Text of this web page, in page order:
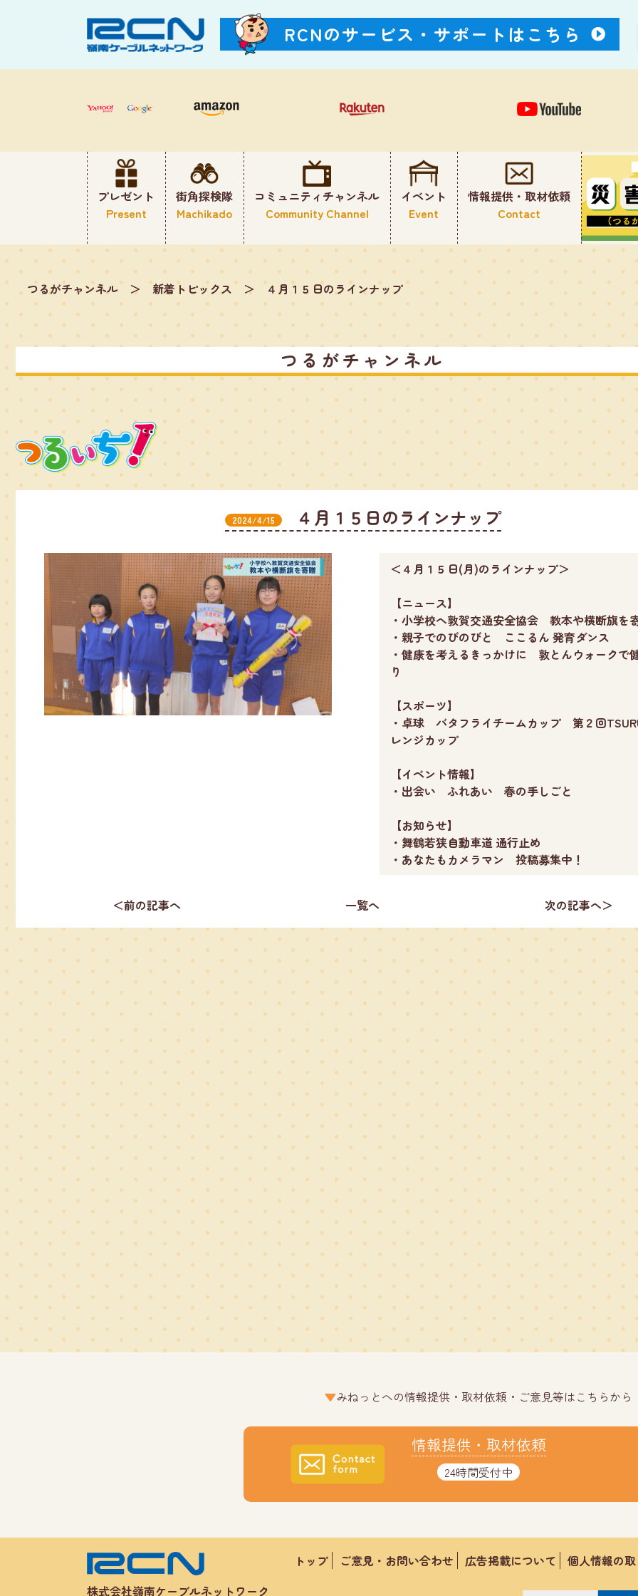
RCNのサービス・ サポートはこちら
プレゼント
Present
街角探検隊
Machikado
コミュニティチャンネル
Community Channel
イベント
Event
情報提供・取材依頼
Contact
つるがチャンネル ＞ 新着トピックス ＞ ４月１５日のラインナップ
つるがチャンネル
2024/4/15 ４月１５日のラインナップ
＜４月１５日(月)のラインナップ＞
【ニュース】
・小学校へ敦賀交通安全協会 教本や横断旗を
・親子でのびのびと ここるん 発育ダンス
・健康を考えるきっかけに 敦とんウォークで
り
【スポーツ】
・卓球 バタフライチームカップ 第２回
レンジカップ
【イベント情報】
・出会い ふれあい 春の手しごと
【お知らせ】
・舞鶴若狭自動車道 通行止め
・あなたもカメラマン 投稿募集中！
＜前の記事へ 一覧へ 次の記事へ＞
みねっとへの情報提供・取材依頼・ご意見等はこちらから
情報提供・取材依頼
24時間受付中
株式会社嶺南ケーブルネットワーク
トップ ご意見・お問い合わせ 広告掲載について 個人情報の